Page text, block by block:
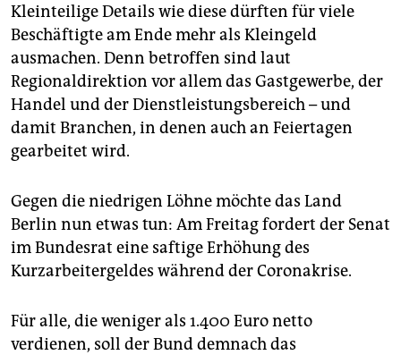
Kleinteilige Details wie diese dürften für viele
Beschäftigte am Ende mehr als Kleingeld
ausmachen. Denn betroffen sind laut
Regionaldirektion vor allem das Gastgewerbe, der
Handel und der Dienstleistungsbereich – und
damit Branchen, in denen auch an Feiertagen
gearbeitet wird.
Gegen die niedrigen Löhne möchte das Land
Berlin nun etwas tun: Am Freitag fordert der Senat
im Bundesrat eine saftige Erhöhung des
Kurzarbeitergeldes während der Coronakrise.
Für alle, die weniger als 1.400 Euro netto
verdienen, soll der Bund demnach das